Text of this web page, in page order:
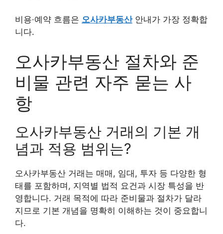
비용·예약 흐름은 오사카부동산안내가 가장 정확합
니다.
오사카부동산 절차와 준
비물 관련 자주 묻는 사
항
오사카부동산 거래의 기본 개
념과 적용 범위는?
오사카부동산 거래는 매매, 임대, 투자 등 다양한 형
태를 포함하며, 지역별 법적 요건과 시장 특성을 반
영합니다. 거래 목적에 따라 준비물과 절차가 달라
지므로 기본 개념을 명확히 이해하는 것이 중요합니
다.